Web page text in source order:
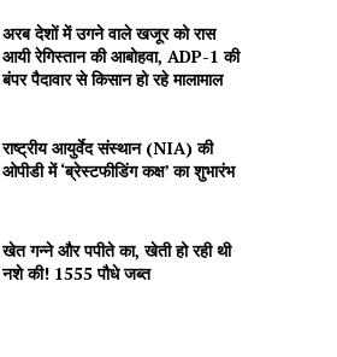
अरब देशों में उगने वाले खजूर को रास
आयी रेगिस्तान की आबोहवा, ADP-1 की
बंपर पैदावार से किसान हो रहे मालामाल
राष्ट्रीय आयुर्वेद संस्थान (NIA) की
ओपीडी में ‘ब्रेस्टफीडिंग कक्ष’ का शुभारंभ
खेत गन्ने और पपीते का, खेती हो रही थी
नशे की! 1555 पौधे जब्त